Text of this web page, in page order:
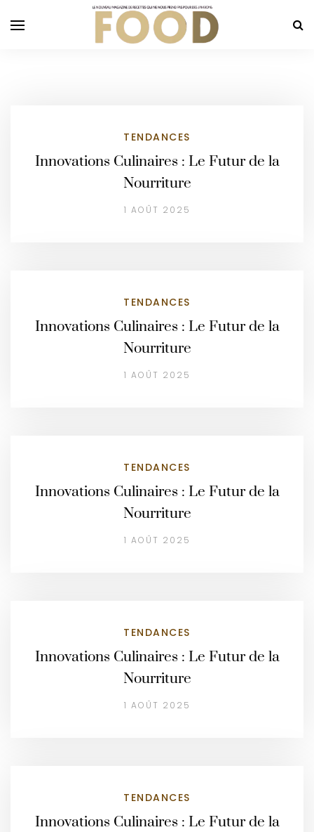
TENDANCES
Innovations Culinaires : Le Futur de la
Nourriture
1 AOÛT 2025
TENDANCES
Innovations Culinaires : Le Futur de la
Nourriture
1 AOÛT 2025
TENDANCES
Innovations Culinaires : Le Futur de la
Nourriture
1 AOÛT 2025
TENDANCES
Innovations Culinaires : Le Futur de la
Nourriture
1 AOÛT 2025
TENDANCES
Innovations Culinaires : Le Futur de la